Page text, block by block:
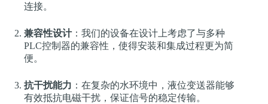
连接。
兼容性设计：我们的设备在设计上考虑了与多种
PLC控制器的兼容性，使得安装和集成过程更为简
便。
抗干扰能力 ：在复杂的水环境中，液位变送器能够
有效抵抗电磁干扰，保证信号的稳定传输。